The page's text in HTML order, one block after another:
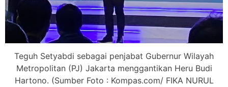
Teguh Setyabdi sebagai penjabat Gubernur Wilayah
Metropolitan (PJ) Jakarta menggantikan Heru Budi
Hartono. (Sumber Foto : Kompas.com/ FIKA NURUL